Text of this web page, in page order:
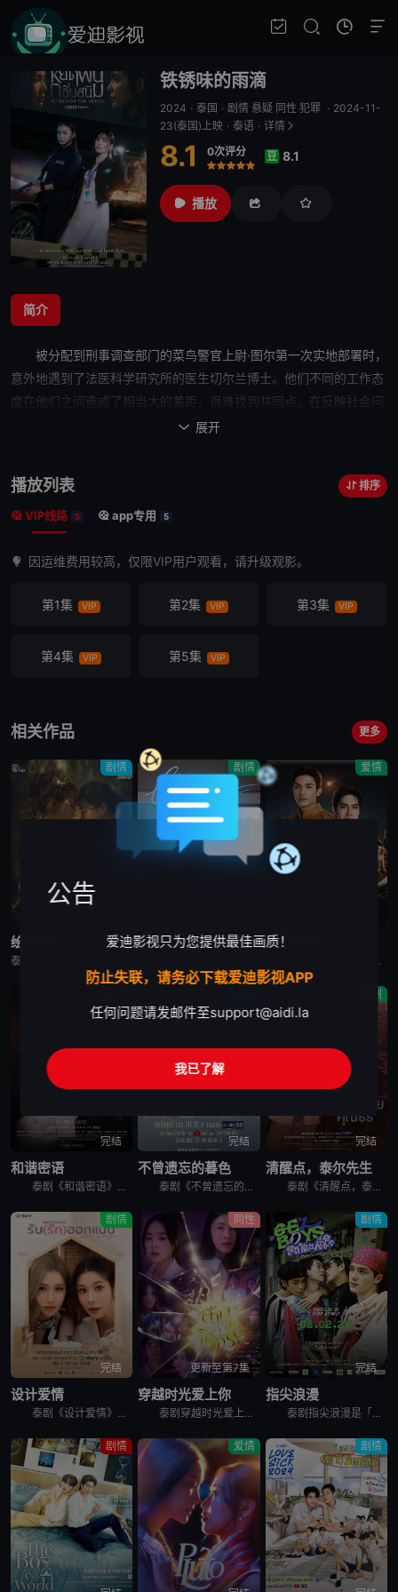
铁锈味的雨滴
2024 · 泰国 · 剧情 悬疑 同性 犯罪 · 2024-11-
23(泰国)上映 · 泰语 · 详情
8.1 0次评分
很差较差
还行推荐力荐
豆 8.1
播放
简介
被分配到刑事调查部门的菜鸟警官上尉·图尔第一次实地部署时，
意外地遇到了法医科学研究所的医生切尔兰博士。 他们不同的工作态
度在他们之间造成了相当大的差距，很难找到共同点。在反映社会问
题的犯罪现场中，Tul侦探还与来自有利于有
Cherran合作时，
有条不紊地分析留在犯罪现场的证据，使 他们
更接近于确定每个案件中的肇事者。随着时间的推移，Tul和Cherran
属伸张正义。~~改编自由DobbyMANU7和hitokage组成的二人组
 展开
播放列表 排序
VIP线路 5 app专用 5
因运维费用较高，仅限VIP用户观看，请升级观影。
第1集 VIP 第2集 VIP 第3集 VIP
第4集 VIP 第5集 VIP
相关作品 更多
剧情
绘梦婚礼
剧情
逐爱
爱情
隔世相逢
泰剧《隔世相逢》讲述的是，如果这是梦，那也太过真实了。谁会猜到仅仅是一觉醒来，命运给“nakhoon”开了一个玩笑，穿越到了近400年前的阿瑜陀耶时代。在疑惑中害怕，所有人都叫他为“klao”，下落不
完结
和谐密语
泰剧《和谐密语》改编自Serenista的同名小说，讲述Maywika和Aiwarin作为两大商业集团的女继承人，在充满尔虞我诈遍布欺骗阴谋的商场战争中，她们彼此征服斗智斗勇，同时却不断被彼此魅力
完结
不曾遗忘的暮色
泰剧《不曾遗忘的暮色》讲述了，背负着沉重的债务莫克，一名机械师，被迫接受一份高薪工作，作为一个白天的看护，一个富有的继承人，在一次事故后遭受部分失明。Day雇佣了Mork，因为他意识到Mork并不
喜剧
完结
清醒点，泰尔先生
泰剧《清醒点，泰尔先生》讲述了：当一个痴迷于肥皂剧的黑手党老大寻求摄影师的帮助时，火花四溅，引发了一场意想不到的浪漫，并为一场盛大而惊险的冒险奠定了基础。 &nbsp; &nbsp; &nbsp;
剧情
完结
设计爱情
泰剧《设计爱情》讲述了：Oakbab是一位坚定追梦的女孩，她渴望证明自己，同时也想向曾经窃取她作品的学姐 Mind复仇。然而，事情变得更加复杂，她遇到了天才建筑师 Rin，这个人不仅在事业上与她争
同性
更新至第7集
穿越时光爱上你
泰剧穿越时光爱上你改编自作家Zezeho的同名小说，讲述了濒临死亡边缘的少女KliaoKliuen被神秘女子所救，多年后再次与神秘女子相遇，才知她的名字叫Karan，是医院的心脏外科医生，然而Ka
剧情
完结
指尖浪漫
泰剧指尖浪漫是「围绕四位年轻人之间可爱的关系，将触动整个暹罗广场的心」的可爱噱头氛围引入现时发生的流行文化，美甲已不仅仅是普通的绘画，它可以创建无限的图案，并成为青少年表达不受性別限制的领域之一.
剧情 爱情 剧情
公告
爱迪影视只为您提供最佳画质！
防止失联，请务必下载爱迪影视APP
任何问题请发邮件至support@aidi.la
我已了解